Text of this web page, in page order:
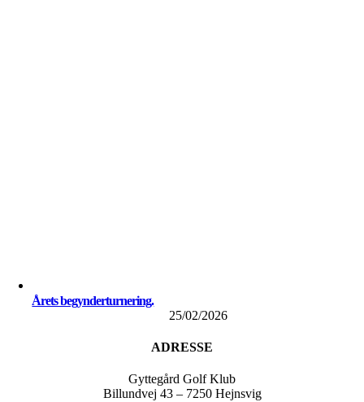
Årets begynderturnering.
25/02/2026
ADRESSE
Gyttegård Golf Klub
Billundvej 43 – 7250 Hejnsvig